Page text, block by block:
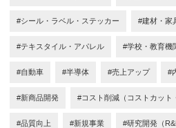
#シール・ラベル・ステッカー #建材・家
#テキスタイル・アパレル #学校・教育機
#自動車 #半導体 #売上アップ #
#新商品開発 #コスト削減（コストカット
#品質向上 #新規事業 #研究開発（